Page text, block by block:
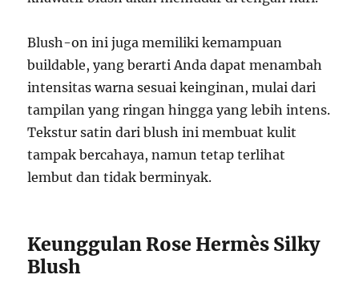
Blush-on ini juga memiliki kemampuan
buildable, yang berarti Anda dapat menambah
intensitas warna sesuai keinginan, mulai dari
tampilan yang ringan hingga yang lebih intens.
Tekstur satin dari blush ini membuat kulit
tampak bercahaya, namun tetap terlihat
lembut dan tidak berminyak.
Keunggulan Rose Hermès Silky
Blush